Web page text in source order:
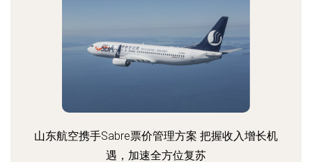
山东航空携手Sabre票价管理方案 把握收入增长机
遇，加速全方位复苏